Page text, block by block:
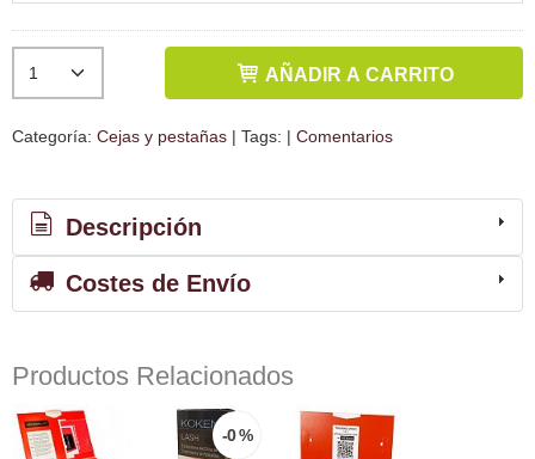
AÑADIR A CARRITO
Categoría: Cejas y pestañas | Tags: | Comentarios
Descripción
Costes de Envío
Productos Relacionados
-0 %